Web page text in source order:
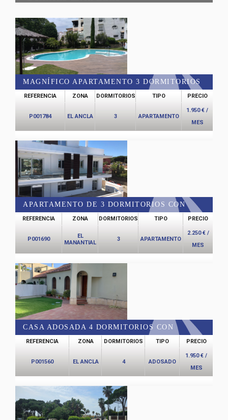
MAGNÍFICO APARTAMENTO 3 DORMITORIOS
CON PISCINA COMÚN EN EL ANCLA
REFERENCIA ZONA DORMITORIOS TIPO PRECIO
P001784 EL ANCLA 3 APARTAMENTO
1.950 € /
MES
APARTAMENTO DE 3 DORMITORIOS CON
PISCINA COMÚN EN EL MANANTIAL
REFERENCIA ZONA DORMITORIOS TIPO PRECIO
P001690
EL
MANANTIAL
3 APARTAMENTO
2.250 € /
MES
CASA ADOSADA 4 DORMITORIOS CON
PISCINA COMÚN EN EL ANCLA
REFERENCIA ZONA DORMITORIOS TIPO PRECIO
P001560 EL ANCLA 4 ADOSADO
1.950 € /
MES